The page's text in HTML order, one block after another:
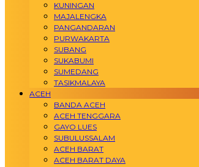
KUNINGAN
MAJALENGKA
PANGANDARAN
PURWAKARTA
SUBANG
SUKABUMI
SUMEDANG
TASIKMALAYA
ACEH
BANDA ACEH
ACEH TENGGARA
GAYO LUES
SUBULUSSALAM
ACEH BARAT
ACEH BARAT DAYA